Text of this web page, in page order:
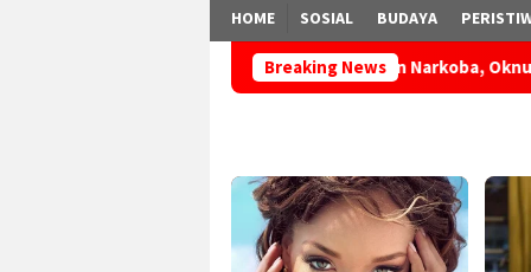
HOME SOSIAL BUDAYA
Breaking News
Diduga Terlibat Penyalahgunaan Narkoba, Oknum